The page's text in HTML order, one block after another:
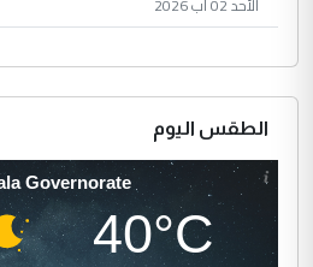
الطقس اليوم
Governorate
40°C